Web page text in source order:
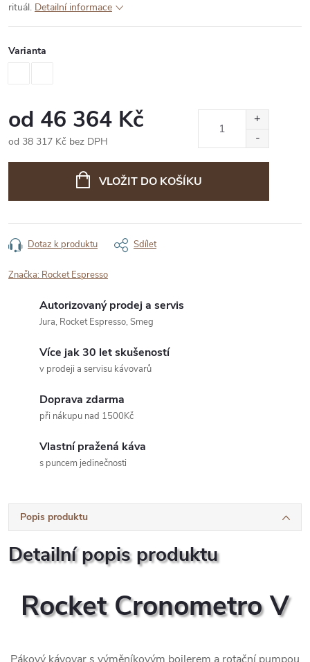
rituál. Detailní informace
Varianta
od 46 364 Kč
od 38 317 Kč bez DPH
VLOŽIT DO KOŠÍKU
Dotaz k produktu Sdílet
Značka: Rocket Espresso
Autorizovaný prodej a servis
Jura, Rocket Espresso, Smeg
Více jak 30 let skušeností
v prodeji a servisu kávovarů
Doprava zdarma
při nákupu nad 1500Kč
Vlastní pražená káva
s puncem jedinečnosti
Popis produktu
Detailní popis produktu
Rocket Cronometro V